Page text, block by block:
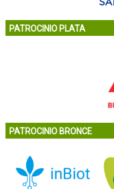
PATROCINIO PLATA
PATROCINIO BRONCE